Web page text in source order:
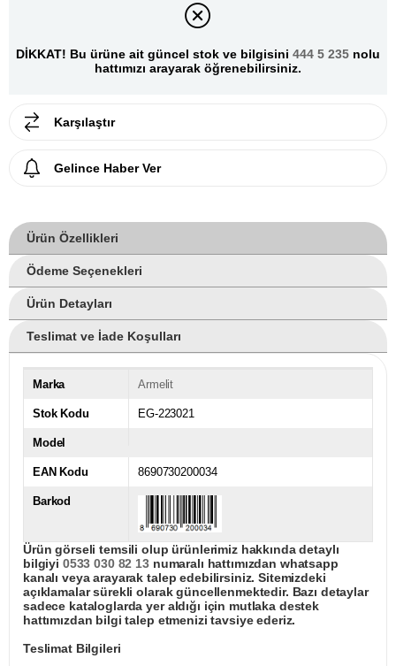
DİKKAT! Bu ürüne ait güncel stok ve bilgisini 444 5 235 nolu
hattımızı arayarak öğrenebilirsiniz.
Karşılaştır
Gelince Haber Ver
Ürün Özellikleri
Ödeme Seçenekleri
Ürün Detayları
Teslimat ve İade Koşulları
Marka Armelit
Stok Kodu EG-223021
Model
EAN Kodu 8690730200034
Barkod
Ürün görseli temsili olup ürünlerimiz hakkında detaylı
bilgiyi 0533 030 82 13numaralı hattımızdan whatsapp
kanalı veya arayarak talep edebilirsiniz. Sitemizdeki
açıklamalar sürekli olarak güncellenmektedir. Bazı detaylar
sadece kataloglarda yer aldığı için mutlaka destek
hattımızdan bilgi talep etmenizi tavsiye ederiz.
Teslimat Bilgileri